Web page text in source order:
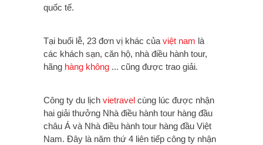
quốc tế.
Tại buổi lễ, 23 đơn vị khác của việt nam là
các khách sạn, căn hộ, nhà điều hành tour,
hãng hàng không ... cũng được trao giải.
Công ty du lịch vietravel cùng lúc được nhận
hai giải thưởng Nhà điều hành tour hàng đầu
châu Á và Nhà điều hành tour hàng đầu Việt
Nam. Đây là năm thứ 4 liên tiếp công ty nhận